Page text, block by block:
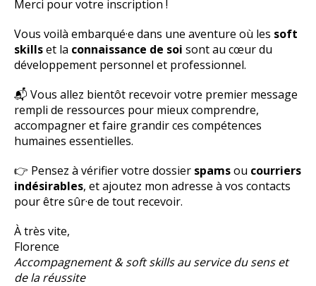
Merci pour votre inscription !
Vous voilà embarqué·e dans une aventure où les soft
skillset la connaissance de soi sont au cœur du
développement personnel et professionnel.
📬 Vous allez bientôt recevoir votre premier message
rempli de ressources pour mieux comprendre,
accompagner et faire grandir ces compétences
humaines essentielles.
👉 Pensez à vérifier votre dossier spamsou courriers
indésirables, et ajoutez mon adresse à vos contacts
pour être sûr·e de tout recevoir.
À très vite,
Florence
Accompagnement & soft skills au service du sens et
de la réussite